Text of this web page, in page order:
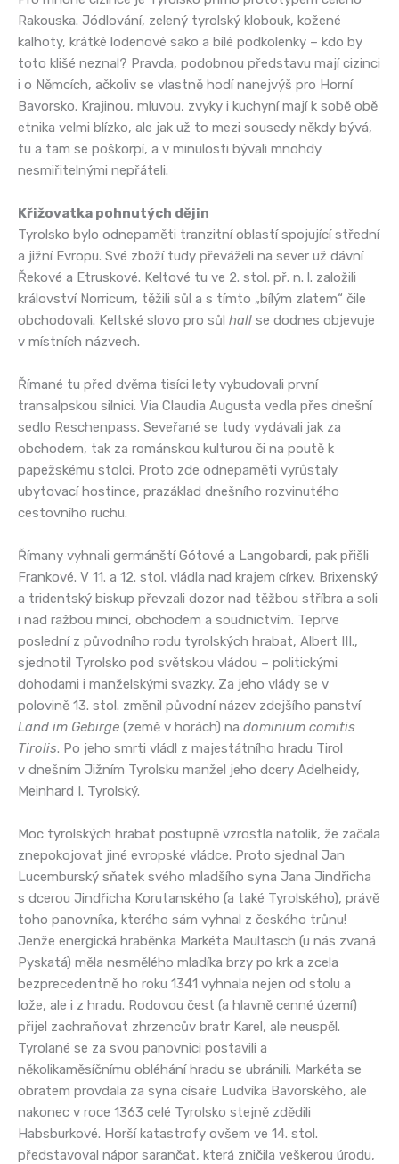
Rakouska. Jódlování, zelený tyrolský klobouk, kožené
kalhoty, krátké lodenové sako a bílé podkolenky – kdo by
toto klišé neznal? Pravda, podobnou představu mají cizinci
i o Němcích, ačkoliv se vlastně hodí nanejvýš pro Horní
Bavorsko. Krajinou, mluvou, zvyky i kuchyní mají k sobě obě
etnika velmi blízko, ale jak už to mezi sousedy někdy bývá,
tu a tam se poškorpí, a v minulosti bývali mnohdy
nesmiřitelnými nepřáteli.
Křižovatka pohnutých dějin
Tyrolsko bylo odnepaměti tranzitní oblastí spojující střední
a jižní Evropu. Své zboží tudy převáželi na sever už dávní
Řekové a Etruskové. Keltové tu ve 2. stol. př. n. l. založili
království Norricum, těžili sůl a s tímto „bílým zlatem“ čile
obchodovali. Keltské slovo pro sůl hall se dodnes objevuje
v místních názvech.
Římané tu před dvěma tisíci lety vybudovali první
transalpskou silnici. Via Claudia Augusta vedla přes dnešní
sedlo Reschenpass. Seveřané se tudy vydávali jak za
obchodem, tak za románskou kulturou či na poutě k
papežskému stolci. Proto zde odnepaměti vyrůstaly
ubytovací hostince, prazáklad dnešního rozvinutého
cestovního ruchu.
Římany vyhnali germánští Gótové a Langobardi, pak přišli
Frankové. V 11. a 12. stol. vládla nad krajem církev. Brixenský
a tridentský biskup převzali dozor nad těžbou stříbra a soli
i nad ražbou mincí, obchodem a soudnictvím. Teprve
poslední z původního rodu tyrolských hrabat, Albert III.,
sjednotil Tyrolsko pod světskou vládou – politickými
dohodami i manželskými svazky. Za jeho vlády se v
polovině 13. stol. změnil původní název zdejšího panství
Land im Gebirge (země v horách) na dominium comitis
Tirolis. Po jeho smrti vládl z majestátního hradu Tirol
v dnešním Jižním Tyrolsku manžel jeho dcery Adelheidy,
Meinhard I. Tyrolský.
Moc tyrolských hrabat postupně vzrostla natolik, že začala
znepokojovat jiné evropské vládce. Proto sjednal Jan
Lucemburský sňatek svého mladšího syna Jana Jindřicha
s dcerou Jindřicha Korutanského (a také Tyrolského), právě
toho panovníka, kterého sám vyhnal z českého trůnu!
Jenže energická hraběnka Markéta Maultasch (u nás zvaná
Pyskatá) měla nesmělého mladíka brzy po krk a zcela
bezprecedentně ho roku 1341 vyhnala nejen od stolu a
lože, ale i z hradu. Rodovou čest (a hlavně cenné území)
přijel zachraňovat zhrzencův bratr Karel, ale neuspěl.
Tyrolané se za svou panovnici postavili a
několikaměsíčnímu obléhání hradu se ubránili. Markéta se
obratem provdala za syna císaře Ludvíka Bavorského, ale
nakonec v roce 1363 celé Tyrolsko stejně zdědili
Habsburkové. Horší katastrofy ovšem ve 14. stol.
představoval nápor sarančat, která zničila veškerou úrodu,